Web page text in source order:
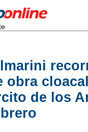
obra cloacal
de los